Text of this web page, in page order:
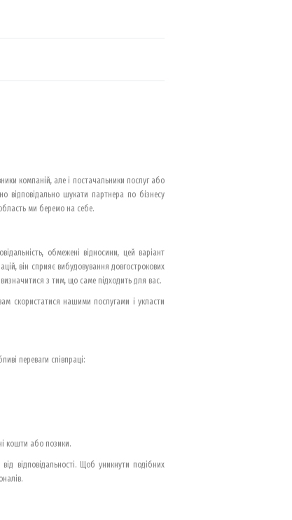
компаній, але і постачальники послуг або
відповідально шукати партнера по бізнесу
ми беремо на себе.
обмежені відносини, цей варіант
він сприяє вибудовування довгострокових
з тим, що саме підходить для вас.
скористатися нашими послугами і укласти
переваги співпраці:
кошти або позики.
відповідальності. Щоб уникнути подібних